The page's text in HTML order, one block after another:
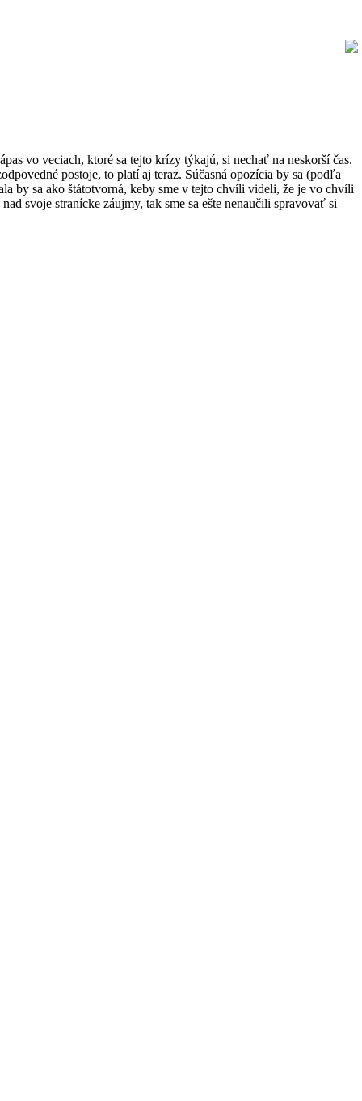
vo veciach, ktoré sa tejto krízy týkajú, si nechať na neskorší čas.
postoje, to platí aj teraz. Súčasná opozícia by sa (podľa
by sa ako štátotvorná, keby sme v tejto chvíli videli, že je vo chvíli
svoje stranícke záujmy, tak sme sa ešte nenaučili spravovať si